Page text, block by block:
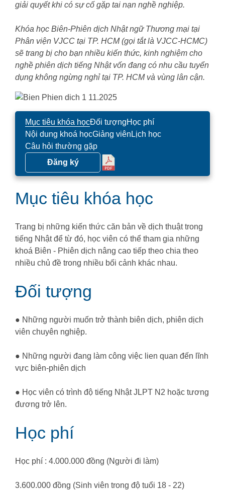
giải quyết khi có sự cố gặp tai nạn nghề nghiệp.
Khóa học Biên-Phiên dịch Nhật ngữ Thương mại tại
Phân viện VJCC tại TP. HCM (gọi tắt là VJCC-HCMC)
sẽ trang bị cho bạn nhiều kiến thức, kinh nghiệm cho
nghề phiên dịch tiếng Nhật vốn đang có nhu cầu tuyển
dụng không ngừng nghỉ tại TP. HCM và vùng lân cận.
Mục tiêu khóa họcĐối tượngHọc phí
Nội dung khoá họcGiảng viên Lịch học
Câu hỏi thường gặp
Đăng ký
Mục tiêu khóa học
Trang bị những kiến thức căn bản về dịch thuật trong
tiếng Nhật để từ đó, học viên có thể tham gia những
khoá Biên - Phiên dịch nâng cao tiếp theo chia theo
nhiều chủ đề trong nhiều bối cảnh khác nhau.
Đối tượng
● Những người muốn trở thành biên dịch, phiên dịch
viên chuyên nghiệp.
● Những người đang làm công việc lien quan đến lĩnh
vực biên-phiên dịch
● Học viên có trình độ tiếng Nhật JLPT N2 hoặc tương
đương trở lên.
Học phí
Học phí : 4.000.000 đồng (Người đi làm)
3.600.000 đồng (Sinh viên trong độ tuổi 18 - 22)